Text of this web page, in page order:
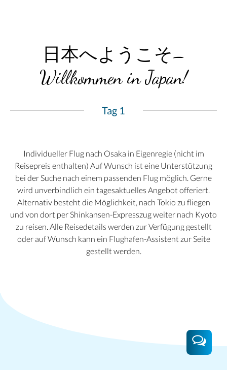
日本へようこそ–
Willkommen in Japan!
Tag 1
Individueller Flug nach Osaka in Eigenregie (nicht im
Reisepreis enthalten) Auf Wunsch ist eine Unterstützung
bei der Suche nach einem passenden Flug möglich. Gerne
wird unverbindlich ein tagesaktuelles Angebot offeriert.
Alternativ besteht die Möglichkeit, nach Tokio zu fliegen
und von dort per Shinkansen-Expresszug weiter nach Kyoto
zu reisen. Alle Reisedetails werden zur Verfügung gestellt
oder auf Wunsch kann ein Flughafen-Assistent zur Seite
gestellt werden.